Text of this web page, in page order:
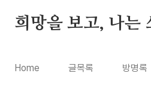
희망을 보고, 나는
Home 글목록 방명록